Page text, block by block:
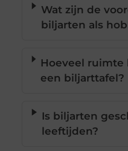
Wat zijn de
biljarten als
Hoeveel ruimte
een biljarttafel?
Is biljarten
leeftijden?